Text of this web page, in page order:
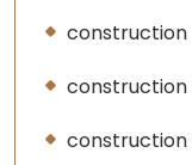
construction
construction
construction